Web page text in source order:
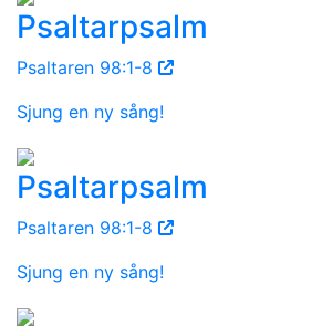
Psaltarpsalm
Psaltaren 98:1-8
Sjung en ny sång!
Psaltarpsalm
Psaltaren 98:1-8
Sjung en ny sång!